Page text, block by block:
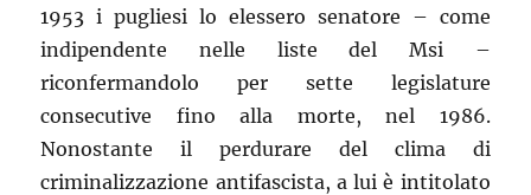
1953 i pugliesi lo elessero senatore – come
indipendente nelle liste del Msi –
riconfermandolo per sette legislature
consecutive fino alla morte, nel 1986.
Nonostante il perdurare del clima di
criminalizzazione antifascista, a lui è intitolato